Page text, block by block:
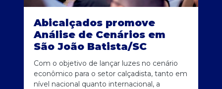
Abicalçados promove
Análise de Cenários em
São João Batista/SC
Com o objetivo de lançar luzes no cenário
econômico para o setor calçadista, tanto em
nível nacional quanto internacional, a